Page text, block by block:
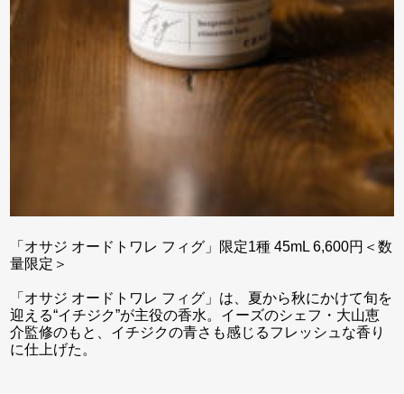
「オサジ オードトワレ フィグ」限定1種 45mL 6,600円＜数
量限定＞
「オサジ オードトワレ フィグ」は、夏から秋にかけて旬を
迎える“イチジク”が主役の香水。イーズのシェフ・大山恵
介監修のもと、イチジクの青さも感じるフレッシュな香り
に仕上げた。